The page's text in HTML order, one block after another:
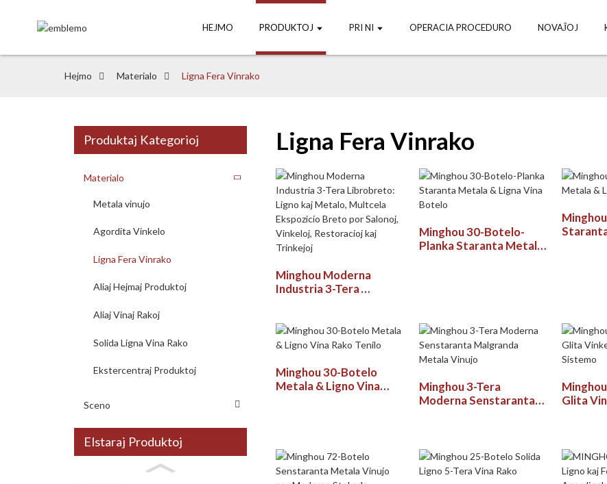
HEJMO PRODUKTOJ PRI NI OPERACIA PROCEDURO NOVAĴOJ
Hejmo Materialo Ligna Fera Vinrako
Produktaj Kategorioj
Materialo
Metala vinujo
Agordita Vinkelo
Ligna Fera Vinrako
Aliaj Hejmaj Produktoj
Aliaj Vinaj Rakoj
Solida Ligna Vina Rako
Ekstercentraj Produktoj
Sceno
Elstaraj Produktoj
Ligna Fera Vinrako
Minghou Moderna
Industria 3-Tera
Ekspozicio Breto por
Salonoj, Vinkeloj,
Minghou 30-Botelo-
Planka Staranta Metala
Minghou 30-Botelo
Metala & Ligno Vina
Minghou 3-Tera
Moderna Senstaranta
Glita